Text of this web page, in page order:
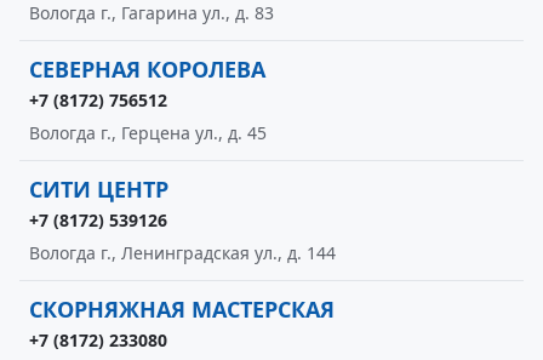
Вологда г., Гагарина ул., д. 83
СЕВЕРНАЯ КОРОЛЕВА
+7 (8172) 756512
Вологда г., Герцена ул., д. 45
СИТИ ЦЕНТР
+7 (8172) 539126
Вологда г., Ленинградская ул., д. 144
СКОРНЯЖНАЯ МАСТЕРСКАЯ
+7 (8172) 233080